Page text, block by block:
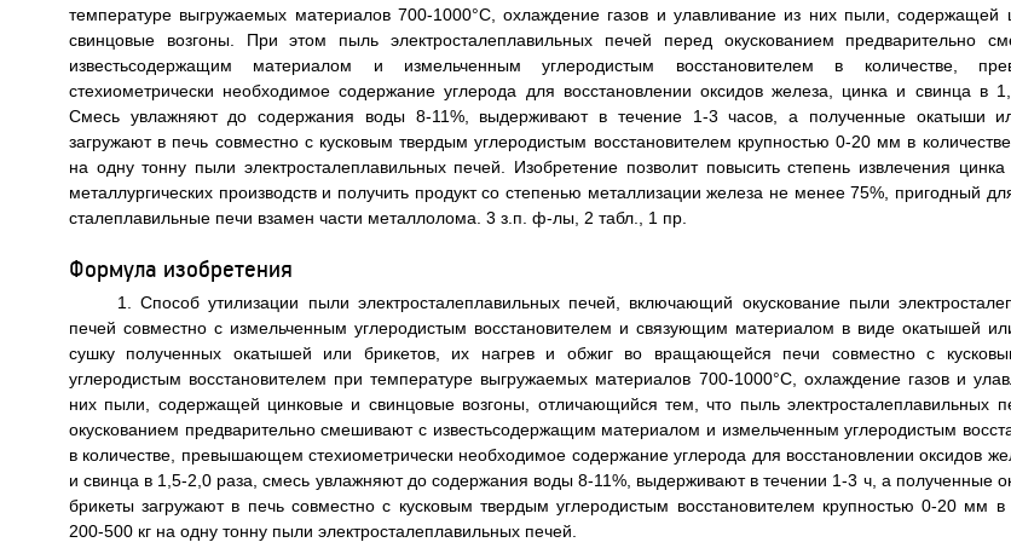
температуре выгружаемых материалов 700-1000°C, охлаждение газов и улавливание из них пыли, содержащей
свинцовые возгоны. При этом пыль электросталеплавильных печей перед окускованием предварительно
известьсодержащим материалом и измельченным углеродистым восстановителем в количестве,
стехиометрически необходимое содержание углерода для восстановлении оксидов железа, цинка и свинца в
Смесь увлажняют до содержания воды 8-11%, выдерживают в течение 1-3 часов, а полученные окатыши
загружают в печь совместно с кусковым твердым углеродистым восстановителем крупностью 0-20 мм в
на одну тонну пыли электросталеплавильных печей. Изобретение позволит повысить степень извлечения цинка
металлургических производств и получить продукт со степенью металлизации железа не менее 75%, пригодный
сталеплавильные печи взамен части металлолома. 3 з.п. ф-лы, 2 табл., 1 пр.
Формула изобретения
1. Способ утилизации пыли электросталеплавильных печей, включающий окускование пыли
печей совместно с измельченным углеродистым восстановителем и связующим материалом в виде окатышей
сушку полученных окатышей или брикетов, их нагрев и обжиг во вращающейся печи совместно с
углеродистым восстановителем при температуре выгружаемых материалов 700-1000°C, охлаждение газов и
них пыли, содержащей цинковые и свинцовые возгоны, отличающийся тем, что пыль электросталеплавильных
окускованием предварительно смешивают с известьсодержащим материалом и измельченным углеродистым
в количестве, превышающем стехиометрически необходимое содержание углерода для восстановлении оксидов
и свинца в 1,5-2,0 раза, смесь увлажняют до содержания воды 8-11%, выдерживают в течении 1-3 ч, а полученные
брикеты загружают в печь совместно с кусковым твердым углеродистым восстановителем крупностью 0-20 мм в
200-500 кг на одну тонну пыли электросталеплавильных печей.